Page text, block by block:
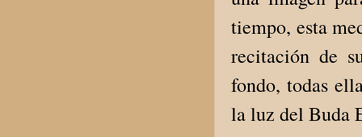
tiempo, esta
recitación de
fondo, todas
la luz del Buda